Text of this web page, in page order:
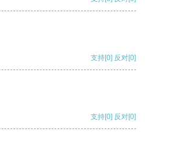
支持[0] 反对[0]
支持[0] 反对[0]